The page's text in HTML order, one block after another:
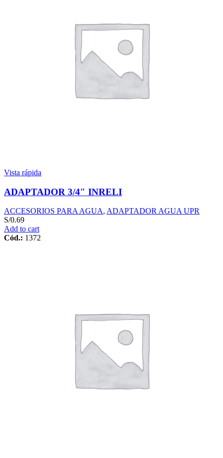
Vista rápida
ADAPTADOR 3/4″ INRELI
ACCESORIOS PARA AGUA, ADAPTADOR AGUA UPR
S/0.69
Add to cart
Cód.: 1372